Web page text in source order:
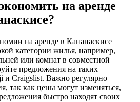
на аренде
на аренде в Кананаскисе
категории жилья, например,
или комнат в совместной
предложения на таких
и Craigslist. Важно регулярно
так как цены могут изменяться,
быстро находят своих